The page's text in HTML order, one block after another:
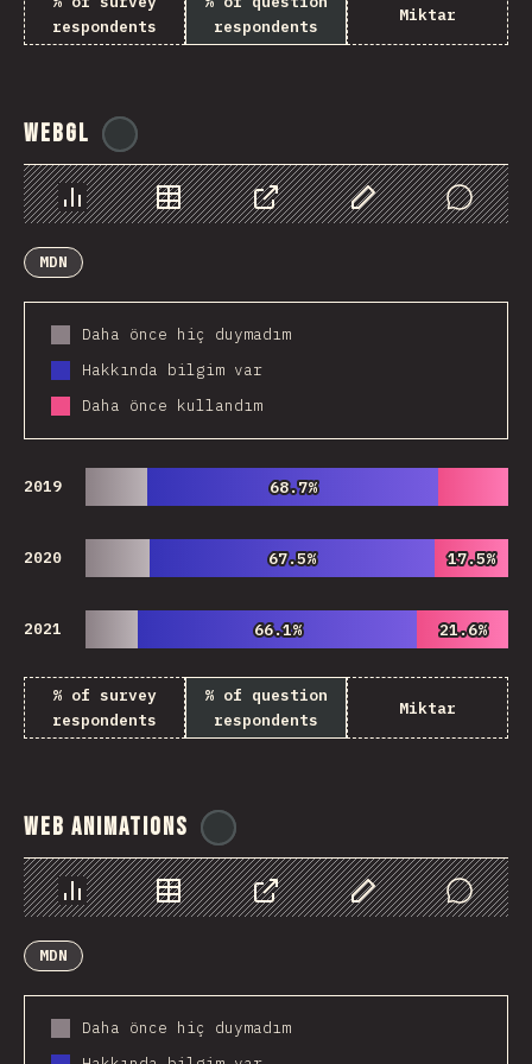
respondents
respondents
Miktar
WebGL
Chart Data Share Customize Data
Comments
MDN
Daha önce hiç duymadım
Hakkında bilgim var
Daha önce kullandım
2019 68.7%
68.7%
2020 67.5%
67.5% 17.5%
17.5%
2021 66.1%
66.1% 21.6%
21.6%
% of survey
respondents
% of question
respondents
Miktar
Web Animations
Chart Data Share Customize Data
Comments
MDN
Daha önce hiç duymadım